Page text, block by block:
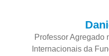
Professor Agregado
Internacionais da